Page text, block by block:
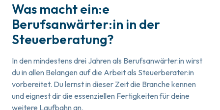
Was macht ein:e
Berufsanwärter:in in der
Steuerberatung?
In den mindestens drei Jahren als Berufsanwärter:in wirst
du in allen Belangen auf die Arbeit als Steuerberater:in
vorbereitet. Du lernst in dieser Zeit die Branche kennen
und eignest dir die essenziellen Fertigkeiten für deine
weitere Laufbahn an.